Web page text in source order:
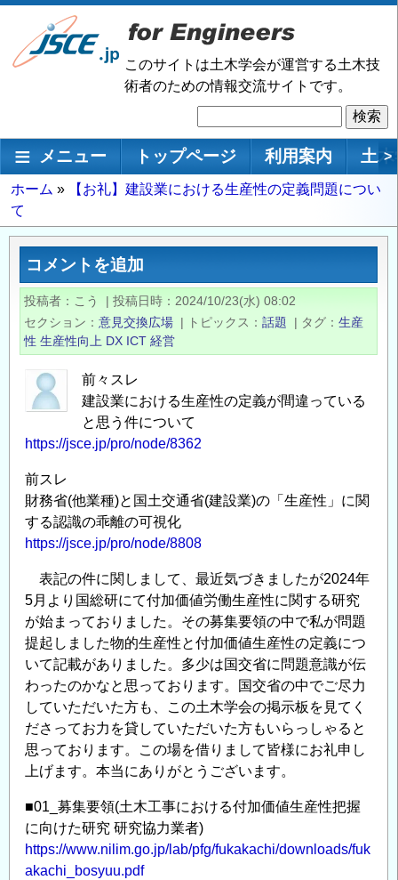
メ
ン
動
このサイトは土木学会が運営する土木技
術者のための情報交流サイトです。
索
メインナビゲーション
メニュー トップページ 利用案内 土 >
パ
ン
く
ホーム
【お礼】建設業における生産性の定義問題につい
て
コメントを追加
投稿者 こう | 投稿日時
2024/10/23(水) 08:02
セクション
意見交換広場 | トピックス 話題 | タグ
生産
性 生産性向上 DX ICT 経営
前々スレ
建設業における生産性の定義が間違っている
と思う件について
https://jsce.jp/pro/node/8362
前スレ
財務省(他業種)と国土交通省(建設業)の「生産性」に関
する認識の乖離の可視化
https://jsce.jp/pro/node/8808
表記の件に関しまして、最近気づきましたが2024年
5月より国総研にて付加価値労働生産性に関する研究
が始まっておりました。その募集要領の中で私が問題
提起しました物的生産性と付加価値生産性の定義につ
いて記載がありました。多少は国交省に問題意識が伝
わったのかなと思っております。国交省の中でご尽力
していただいた方も、この土木学会の掲示板を見てく
ださってお力を貸していただいた方もいらっしゃると
思っております。この場を借りまして皆様にお礼申し
上げます。本当にありがとうございます。
■01_募集要領(土木工事における付加価値生産性把握
に向けた研究 研究協力業者)
https://www.nilim.go.jp/lab/pfg/fukakachi/downloads/fuk
akachi_bosyuu.pdf